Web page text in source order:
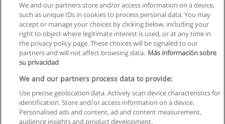
Kullanım koşulları
Gizlilik politikası
We and our partners store and/or access information on a device,
such as unique IDs in cookies to process personal data. You may
accept or manage your choices by clicking below, including your
right to object where legitimate interest is used, or at any time in
the privacy policy page. These choices will be signaled to our
partners and will not affect browsing data. Más información sobre
su privacidad
We and our partners process data to provide:
Use precise geolocation data. Actively scan device characteristics for
identification. Store and/or access information on a device.
Personalised ads and content, ad and content measurement,
audience insights and product development.